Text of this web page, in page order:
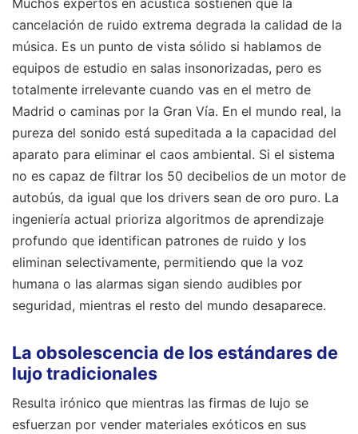
cancelación de ruido extrema degrada la calidad de la
música. Es un punto de vista sólido si hablamos de
equipos de estudio en salas insonorizadas, pero es
totalmente irrelevante cuando vas en el metro de
Madrid o caminas por la Gran Vía. En el mundo real, la
pureza del sonido está supeditada a la capacidad del
aparato para eliminar el caos ambiental. Si el sistema
no es capaz de filtrar los 50 decibelios de un motor de
autobús, da igual que los drivers sean de oro puro. La
ingeniería actual prioriza algoritmos de aprendizaje
profundo que identifican patrones de ruido y los
eliminan selectivamente, permitiendo que la voz
humana o las alarmas sigan siendo audibles por
seguridad, mientras el resto del mundo desaparece.
La obsolescencia de los estándares de
lujo tradicionales
Resulta irónico que mientras las firmas de lujo se
esfuerzan por vender materiales exóticos en sus